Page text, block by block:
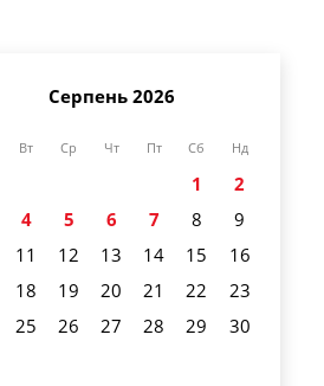
Серпень 2026
Вт Ср Чт Пт Сб Нд
1
2
4 5 6 7 8
9
11 12 13 14 15
16
18 19 20 21 22
23
25 26 27 28 29
30